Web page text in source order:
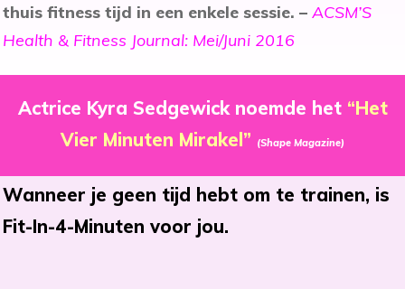
thuis fitness tijd in een enkele sessie. – ACSM’S
Health & Fitness Journal: Mei/Juni 2016
Actrice Kyra Sedgewick noemde het “Het
Vier Minuten Mirakel” (Shape Magazine)
Wanneer je geen tijd hebt om te trainen, is
Fit-In-4-Minuten voor jou.